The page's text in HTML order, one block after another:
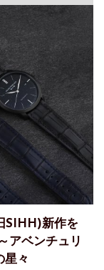
SIHH)新作を
アベンチュリ
星々